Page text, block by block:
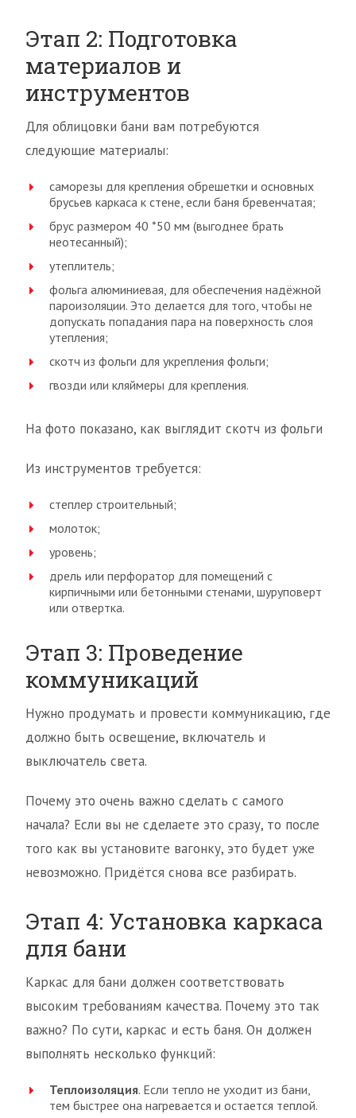
Этап 2: Подготовка
материалов и
инструментов
Для облицовки бани вам потребуются
следующие материалы:
саморезы для крепления обрешетки и основных
брусьев каркаса к стене, если баня бревенчатая;
брус размером 40 *50 мм (выгоднее брать
неотесанный);
утеплитель;
фольга алюминиевая, для обеспечения надёжной
пароизоляции. Это делается для того, чтобы не
допускать попадания пара на поверхность слоя
утепления;
скотч из фольги для укрепления фольги;
гвозди или кляймеры для крепления.
На фото показано, как выглядит скотч из фольги
Из инструментов требуется:
степлер строительный;
молоток;
уровень;
дрель или перфоратор для помещений с
кирпичными или бетонными стенами, шуруповерт
или отвертка.
Этап 3: Проведение
коммуникаций
Нужно продумать и провести коммуникацию, где
должно быть освещение, включатель и
выключатель света.
Почему это очень важно сделать с самого
начала? Если вы не сделаете это сразу, то после
того как вы установите вагонку, это будет уже
невозможно. Придётся снова все разбирать.
Этап 4: Установка каркаса
для бани
Каркас для бани должен соответствовать
высоким требованиям качества. Почему это так
важно? По сути, каркас и есть баня. Он должен
выполнять несколько функций:
Теплоизоляция. Если тепло не уходит из бани,
тем быстрее она нагревается и остается теплой.